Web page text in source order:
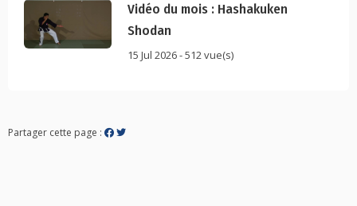
Vidéo du mois : Hashakuken
Shodan
15 Jul 2026 - 512 vue(s)
Partager cette page :